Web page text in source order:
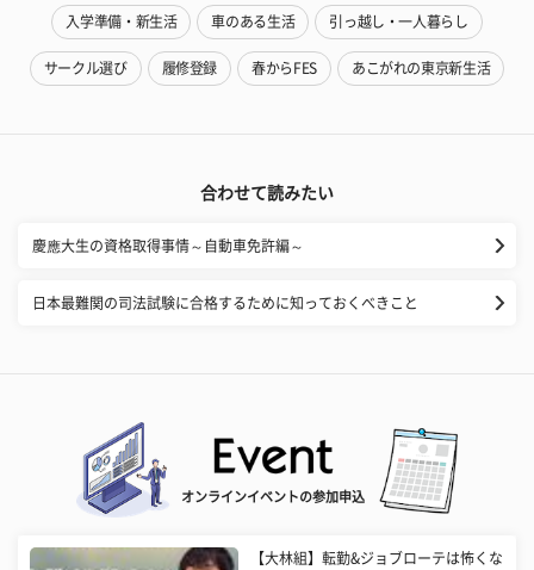
入学準備・新生活 車のある生活 引っ越し・一人暮らし
サークル選び 履修登録 春からFES あこがれの東京新生活
合わせて読みたい
慶應大生の資格取得事情～自動車免許編～
日本最難関の司法試験に合格するために知っておくべきこと
オンラインイベントの参加申込
【大林組】転勤&ジョブローテは怖くな